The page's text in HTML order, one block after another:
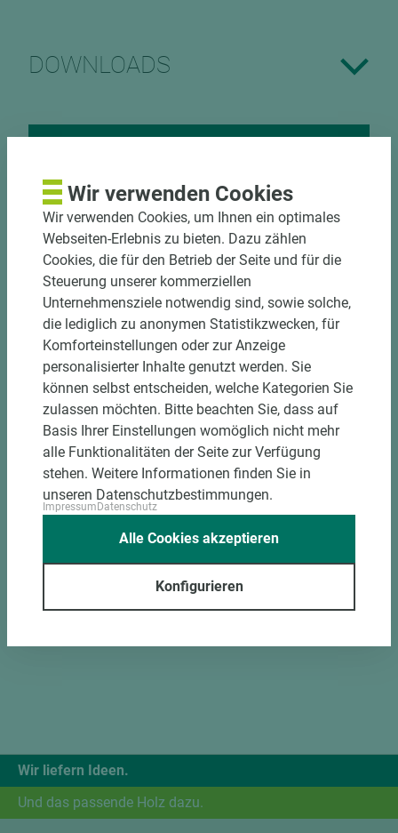
DOWNLOADS
Nutzen Sie unseren
Zuschnittservice
Bekantungsfähiger Fixmaßzuschnitt maßhaltig
und winkelgenau
Hohe und präzise Leistung durch
halbautomatische Beschickung
Einzelteiletikettierung auf Wunsch möglich
Materialschonende und kundengerechte
Verpackung der Fixmaße
Jetzt Zuschnitt anfragen
Wir liefern Ideen.
Und das passende Holz dazu.
Wir verwenden Cookies
Wir verwenden Cookies, um Ihnen ein optimales
Webseiten-Erlebnis zu bieten. Dazu zählen
Cookies, die für den Betrieb der Seite und für die
Steuerung unserer kommerziellen
Unternehmensziele notwendig sind, sowie solche,
die lediglich zu anonymen Statistikzwecken, für
Komforteinstellungen oder zur Anzeige
personalisierter Inhalte genutzt werden. Sie
können selbst entscheiden, welche Kategorien Sie
zulassen möchten. Bitte beachten Sie, dass auf
Basis Ihrer Einstellungen womöglich nicht mehr
alle Funktionalitäten der Seite zur Verfügung
stehen. Weitere Informationen finden Sie in
unseren Datenschutzbestimmungen.
ImpressumDatenschutz
Konfigurieren
Alle Cookies akzeptieren